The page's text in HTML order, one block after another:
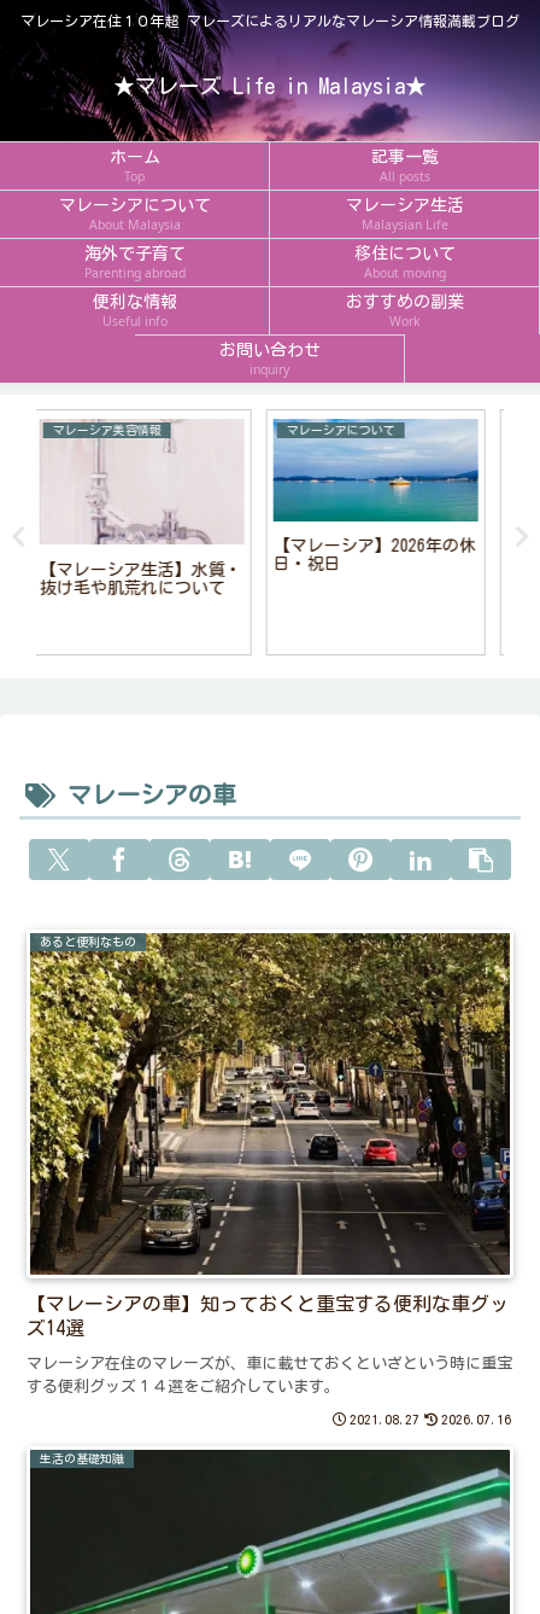
マレーシア在住１０年超 マレーズによるリアルなマレーシア情報満載ブログ
★マレーズ Life in Malaysia★
ホーム
Top
記事一覧
All posts
マレーシアについて
About Malaysia
マレーシア生活
Malaysian Life
海外で子育て
Parenting abroad
移住について
About moving
便利な情報
Useful info
おすすめの副業
Work
お問い合わせ
inquiry
マレーシアのスイーツ
【マレーシアの果物】旬の
フルーツカレンダー
【マレーシアのファッショ
マレーシアの車
あると便利なもの
【マレーシアの車】知っておくと重宝する便利な車グッ
ズ14選
マレーシア在住のマレーズが、車に載せておくといざという時に重宝
する便利グッズ１４選をご紹介しています。
2021.08.27 2026.07.16
生活の基礎知識